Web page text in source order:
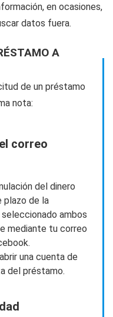
en ocasiones,
datos fuera.
A
de un préstamo
nota:
correo
del dinero
plazo de la
ambos
mediante tu correo
una cuenta de
del préstamo.